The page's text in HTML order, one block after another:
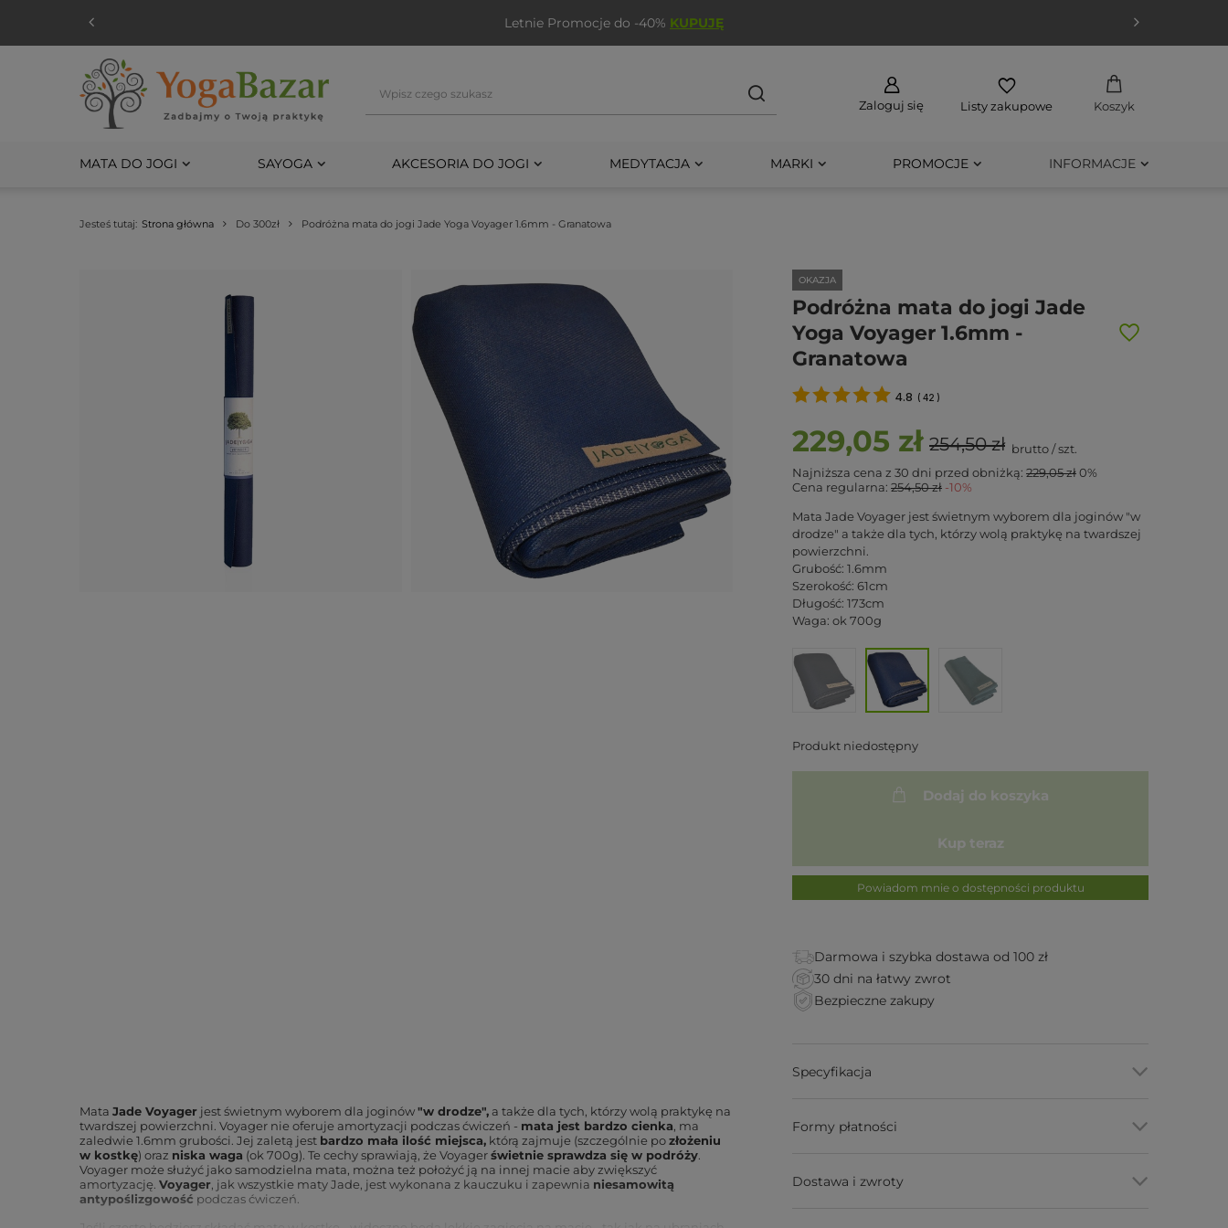
Letnie Promocje do -40% KUPUJĘ
Zaloguj się Listy zakupowe Koszyk
MATA DO JOGI SAYOGA AKCESORIA DO JOGI MEDYTACJA MARKI PROMOCJE INFORMACJE
Jesteś tutaj: Strona główna Do 300zł Podróżna mata do jogi Jade Yoga Voyager 1.6mm - Granatowa
OKAZJA
Podróżna mata do jogi Jade
Yoga Voyager 1.6mm -
Granatowa
4.8 ( 42 )
229,05 zł 254,50 zł brutto/szt.
Najniższa cena z 30 dni przed obniżką:229,05 zł0%
Cena regularna:254,50 zł -10%
Mata Jade Voyager jest świetnym wyborem dla joginów "w
drodze" a także dla tych, którzy wolą praktykę na twardszej
powierzchni.
Grubość: 1.6mm
Szerokość: 61cm
Długość: 173cm
Waga: ok 700g
Produkt niedostępny
Dodaj do koszyka
Kup teraz
Powiadom mnie o dostępności produktu
Darmowa i szybka dostawa od 100 zł
30 dni na łatwy zwrot
Bezpieczne zakupy
Mata Jade Voyager jest świetnym wyborem dla joginów"w drodze", a także dla tych, którzy wolą praktykę na
twardszej powierzchni. Voyager nie oferuje amortyzacji podczas ćwiczeń - mata jest bardzo cienka, ma
zaledwie 1.6mm grubości. Jej zaletą jest bardzo mała ilość miejsca, którą zajmuje (szczególnie pozłożeniu
w kostkę) oraz niska waga (ok 700g). Te cechy sprawiają, że Voyagerświetnie sprawdza się w podróży.
Voyager może służyć jako samodzielna mata, można też położyć ją na innej macie aby zwiększyć
amortyzację. Voyager , jak wszystkie maty Jade, jest wykonana z kauczuku i zapewnia niesamowitą
antypoślizgowość podczas ćwiczeń.
Specyfikacja
Formy płatności
Dostawa i zwroty